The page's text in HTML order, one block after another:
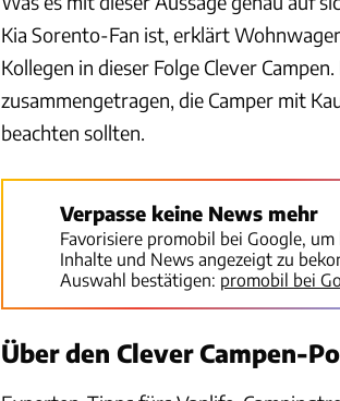
Kia Sorento-Fan ist, erklärt
Kollegen in dieser Folge Clever
zusammengetragen, die Camper mit
beachten sollten.
Verpasse keine News mehr
Favorisiere promobil bei Google,
Inhalte und News angezeigt zu
Auswahl bestätigen: promobil bei
Über den Clever Campen-